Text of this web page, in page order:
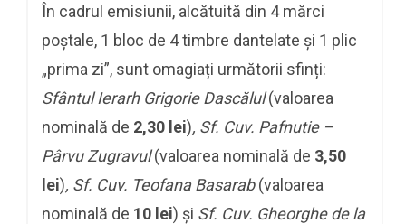
În cadrul emisiunii, alcătuită din 4 mărci
poștale, 1 bloc de 4 timbre dantelate și 1 plic
„prima zi”, sunt omagiați următorii sfinți:
Sfântul Ierarh Grigorie Dascălul(valoarea
nominală de 2,30 lei), Sf. Cuv. Pafnutie –
Pârvu Zugravul (valoarea nominală de 3,50
lei), Sf. Cuv. Teofana Basarab (valoarea
nominală de 10 lei) și Sf. Cuv. Gheorghe de la